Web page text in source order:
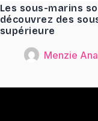
Les sous-marins
découvrez des
supérieure
Menzie